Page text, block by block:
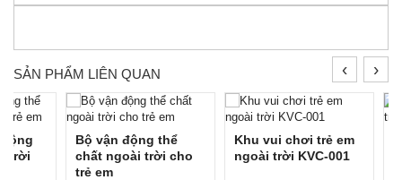
SẢN PHẨM LIÊN QUAN
trời
Bộ vận động thể
chất ngoài trời cho
trẻ em
Khu vui chơi trẻ em
ngoài trời KVC-001
‹ ›